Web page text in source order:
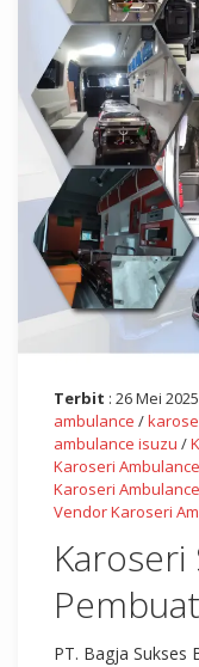
Terbit : 26 Mei
ambulance /
ambulance isuzu /
Karoseri
Karoseri
Vendor Karoseri
Karoseri
PT. Bagja Sukses